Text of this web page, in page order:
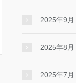
2025年9月
2025年8月
2025年7月